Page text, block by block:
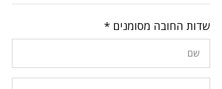
שדות החובה מסומנים *